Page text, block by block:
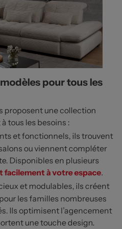
pour tous les
proposent une collection
tous les besoins :
et fonctionnels, ils trouvent
ou viennent compléter
Disponibles en plusieurs
facilement à votre espace.
et modulables, ils créent
les familles nombreuses
Ils optimisent l’agencement
une touche design.